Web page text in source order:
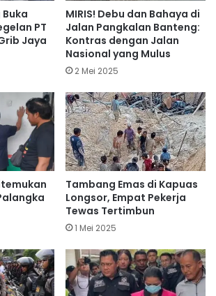
PT
Jaya
MIRIS! Debu dan Bahaya di
Jalan Pangkalan Banteng:
Kontras dengan Jalan
Nasional yang Mulus
2 Mei 2025
Tambang Emas di Kapuas
Longsor, Empat Pekerja
Tewas Tertimbun
1 Mei 2025